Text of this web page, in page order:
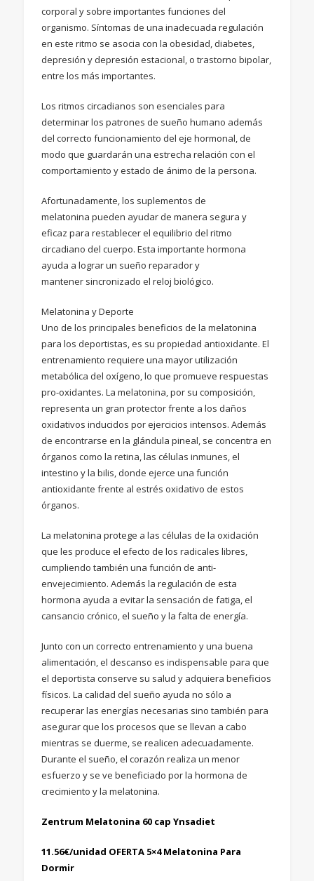
corporal y sobre importantes funciones del
organismo. Síntomas de una inadecuada regulación
en este ritmo se asocia con la obesidad, diabetes,
depresión y depresión estacional, o trastorno bipolar,
entre los más importantes.
Los ritmos circadianos son esenciales para
determinar los patrones de sueño humano además
del correcto funcionamiento del eje hormonal, de
modo que guardarán una estrecha relación con el
comportamiento y estado de ánimo de la persona.
Afortunadamente, los suplementos de
melatonina pueden ayudar de manera segura y
eficaz para restablecer el equilibrio del ritmo
circadiano del cuerpo. Esta importante hormona
ayuda a lograr un sueño reparador y
mantener sincronizado el reloj biológico.
Melatonina y Deporte
Uno de los principales beneficios de la melatonina
para los deportistas, es su propiedad antioxidante. El
entrenamiento requiere una mayor utilización
metabólica del oxígeno, lo que promueve respuestas
pro-oxidantes. La melatonina, por su composición,
representa un gran protector frente a los daños
oxidativos inducidos por ejercicios intensos. Además
de encontrarse en la glándula pineal, se concentra en
órganos como la retina, las células inmunes, el
intestino y la bilis, donde ejerce una función
antioxidante frente al estrés oxidativo de estos
órganos.
La melatonina protege a las células de la oxidación
que les produce el efecto de los radicales libres,
cumpliendo también una función de anti-
envejecimiento. Además la regulación de esta
hormona ayuda a evitar la sensación de fatiga, el
cansancio crónico, el sueño y la falta de energía.
Junto con un correcto entrenamiento y una buena
alimentación, el descanso es indispensable para que
el deportista conserve su salud y adquiera beneficios
físicos. La calidad del sueño ayuda no sólo a
recuperar las energías necesarias sino también para
asegurar que los procesos que se llevan a cabo
mientras se duerme, se realicen adecuadamente.
Durante el sueño, el corazón realiza un menor
esfuerzo y se ve beneficiado por la hormona de
crecimiento y la melatonina.
Zentrum Melatonina 60 cap Ynsadiet
11.56€/unidad OFERTA 5×4 Melatonina Para
Dormir